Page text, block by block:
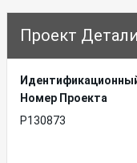
Проект Детали
Hомер Проекта
P130873